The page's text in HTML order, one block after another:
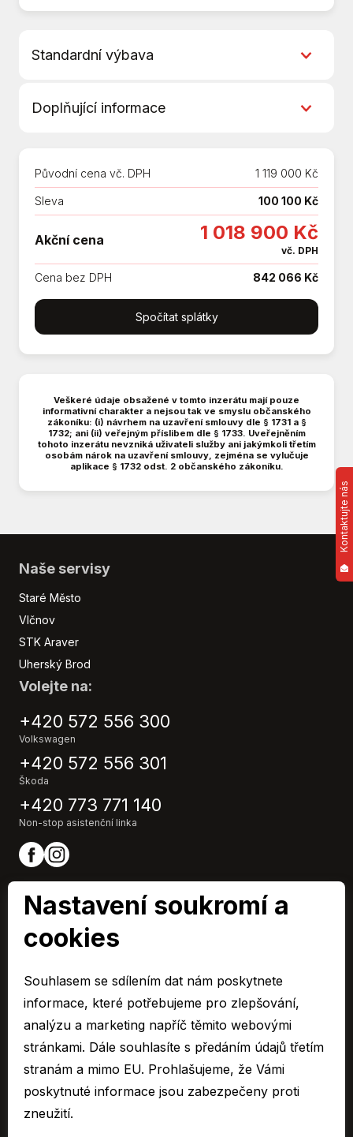
Standardní výbava
9x airbag
Adaptivní tempomat
Ambientní osvětlení interiéru
Android Auto
Asistent jízdy v jízdním pruhu
Asistent jízdy v koloně
Asistent rozjezdu do kopce (HSA)
Aut. převodovka
Bezklíčové startování a odemykání
Bluetooth
Brzdový asistent
Centrální zamykání
Dotykové ovládání palubního počítače
Dělená zadní sedadla
El. okna
El. seřiditelná sedadla
El. sklopná zrcátka
El. víko zavazadlového prostoru
Hands free
Head-up display
Hlasové ovládání palubního počítače
Hlídání jízdního pruhu
Hlídání mrtvého úhlu
Hlídání provozu při couvání (RCTA)
Indikátor parkování
Kožená sedadla
LED adaptivní světlomety
LED denní svícení
Litá kola
Multifunkční volant
Nouzové brzdění (PEBS)
Odvětrávaná sedadla
Paměť nastavení sedadla řidiče
Panoramatická střecha
Parkovací asistent
Parkovací kamera
Parkovací senzory přední
Parkovací senzory zadní
Doplňující informace
Původní cena vč. DPH 1 119 000 Kč
Sleva 100 100 Kč
Akční cena 1 018 900 Kč
vč. DPH
Cena bez DPH 842 066 Kč
Spočítat splátky
Veškeré údaje obsažené v tomto inzerátu mají pouze
informativní charakter a nejsou tak ve smyslu občanského
zákoníku: (i) návrhem na uzavření smlouvy dle § 1731 a §
1732; ani (ii) veřejným příslibem dle § 1733. Uveřejněním
tohoto inzerátu nevzniká uživateli služby ani jakýmkoli třetím
osobám nárok na uzavření smlouvy, zejména se vylučuje
aplikace § 1732 odst. 2 občanského zákoníku.
Společnost je zapsaná u Krajského soudu v Brně, oddíl C 15795
© 2026 Všechna práva vyhrazena.
Cookies
Ochrana osobních údajů – GDPR
Compliance
Mimosoudní řešení spotřebitelských sporů
Naše servisy
Staré Město
Vlčnov
STK Araver
Uherský Brod
Volejte na:
+420 572 556 300
Volkswagen
+420 572 556 301
Škoda
+420 773 771 140
Non-stop asistenční linka
Kontaktujte nás
Nastavení soukromí a
cookies
Souhlasem se sdílením dat nám poskytnete
informace, které potřebujeme pro zlepšování,
analýzu a marketing napříč těmito webovými
stránkami. Dále souhlasíte s předáním údajů třetím
stranám a mimo EU. Prohlašujeme, že Vámi
poskytnuté informace jsou zabezpečeny proti
zneužití.